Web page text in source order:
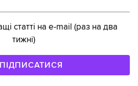
статті на e-mail (раз на два
тижні)
ПІДПИСАТИСЯ